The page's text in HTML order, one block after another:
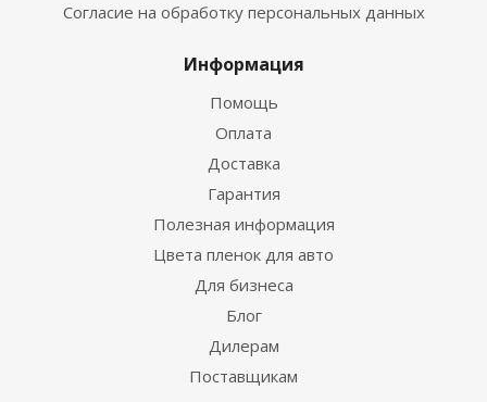
Согласие на обработку персональных данных
Информация
Помощь
Оплата
Доставка
Гарантия
Полезная информация
Цвета пленок для авто
Для бизнеса
Блог
Дилерам
Поставщикам